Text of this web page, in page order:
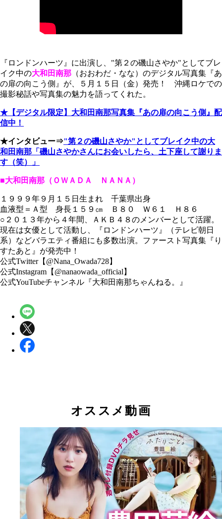
『ロンドンハーツ』に出演し、"第２の磯山さやか"としてブレ
イク中の大和田南那 （おおわだ・なな）のデジタル写真集『あ
の扉の向こう側』が、５月１５日（金）発売！ 沖縄ロケでの
撮影秘話や写真集の魅力を語ってくれた。
★【デジタル限定】大和田南那写真集『あの扉の向こう側』配
信中！
★インタビュー⇒"第２の磯山さやか"としてブレイク中の大
和田南那「磯山さやかさんにお会いしたら、土下座して謝りま
す（笑）」
■大和田南那（ＯＷＡＤＡ ＮＡＮＡ）
１９９９年９月１５日生まれ 千葉県出身
血液型＝Ａ型 身長１５９㎝ Ｂ８０ Ｗ６１ Ｈ８６
○２０１３年から４年間、ＡＫＢ４８のメンバーとして活躍。
現在は女優として活動し、『ロンドンハーツ』（テレビ朝日
系）などバラエティ番組にも多数出演。ファースト写真集『り
すたあと』が発売中！
公式Twitter【@Nana_Owada728】
公式Instagram【@nanaowada_official】
公式YouTubeチャンネル『大和田南那ちゃんねる。』
オススメ動画